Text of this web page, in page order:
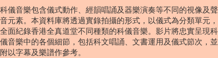
科儀音樂包含儀式動作、經韻唱誦及器樂演奏等不同的視像及聲
音元素。本資料庫將透過實錄拍攝的形式，以儀式為分類單元，
全面紀錄香港全真道堂不同種類的科儀音樂。影片將忠實呈現科
儀音樂中的各個細節，包括科文唱誦、文書運用及儀式節次，並
附以字幕及樂譜作參考。